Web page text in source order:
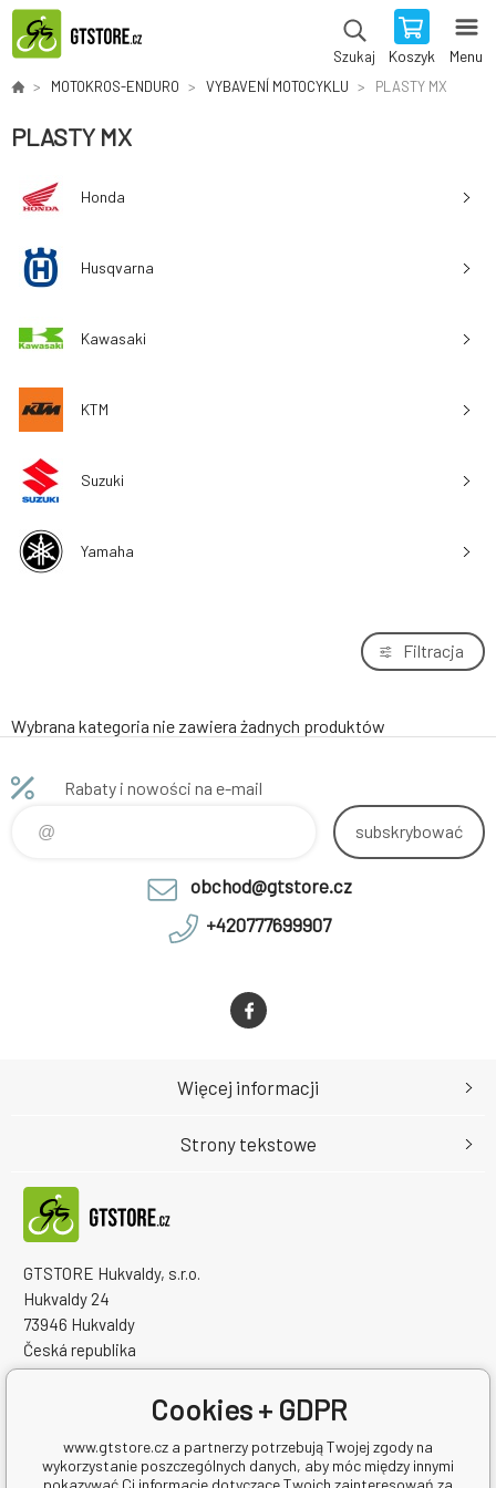
Szukaj Koszyk Menu
MOTOKROS-ENDURO VYBAVENÍ MOTOCYKLU PLASTY MX
PLASTY MX
Honda
Husqvarna
Kawasaki
KTM
Suzuki
Yamaha
Filtracja
Wybrana kategoria nie zawiera żadnych produktów
Rabaty i nowości na e-mail
subskrybować
obchod@gtstore.cz
+420777699907
GTSTORE Hukvaldy, s.r.o.
Hukvaldy 24
73946 Hukvaldy
Česká republika
Numer identyfikacyjny firmy: 22259848
Więcej informacji
Strony tekstowe
Cookies + GDPR
www.gtstore.cz a partnerzy potrzebują Twojej zgody na
wykorzystanie poszczególnych danych, aby móc między innymi
pokazywać Ci informacje dotyczące Twoich zainteresowań za